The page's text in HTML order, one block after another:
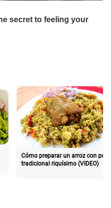
Cómo preparar un arroz con pollo
tradicional riquísimo (VIDEO)